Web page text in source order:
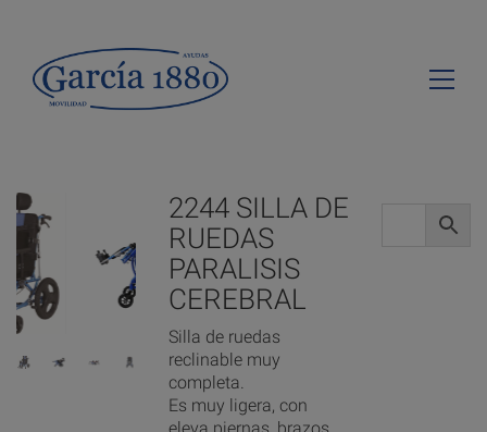
2244 SILLA DE
RUEDAS
PARALISIS
CEREBRAL
Silla de ruedas
reclinable muy
completa.
Es muy ligera, con
eleva piernas, brazos